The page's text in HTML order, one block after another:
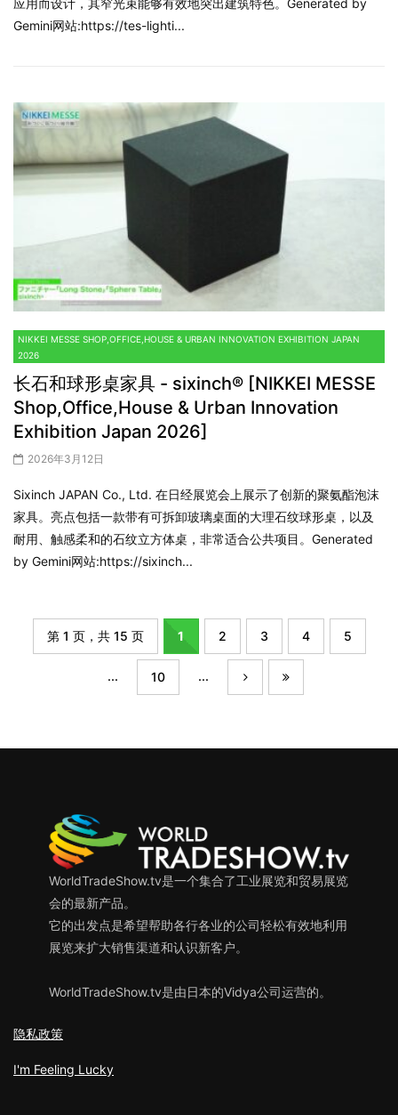
应用而设计，其窄光束能够有效地突出建筑特色。Generated by
Gemini网站:https://tes-lighti...
NIKKEI MESSE SHOP,OFFICE,HOUSE & URBAN INNOVATION EXHIBITION JAPAN
2026
长石和球形桌家具 - sixinch® [NIKKEI MESSE
Shop,Office,House & Urban Innovation
Exhibition Japan 2026]
2026年3月12日
Sixinch JAPAN Co., Ltd. 在日经展览会上展示了创新的聚氨酯泡沫
家具。亮点包括一款带有可拆卸玻璃桌面的大理石纹球形桌，以及
耐用、触感柔和的石纹立方体桌，非常适合公共项目。Generated
by Gemini网站:https://sixinch...
第 1 页，共 15 页 1 2 3 4 5
... 10 ...
WorldTradeShow.tv是一个集合了工业展览和贸易展览
会的最新产品。
它的出发点是希望帮助各行各业的公司轻松有效地利用
展览来扩大销售渠道和认识新客户。
WorldTradeShow.tv是由日本的Vidya公司运营的。
隐私政策
I'm Feeling Lucky